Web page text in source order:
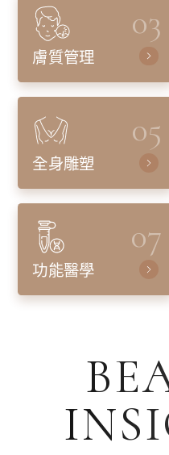
03
膚質管理
05
全身雕塑
07
功能醫學